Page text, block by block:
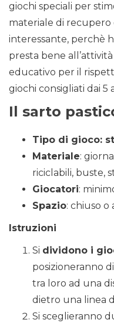
giochi speciali per
materiale di
interessante, perchè
presta bene
educativo per il
giochi consigliati dai 5
Il sarto
Tipo di gioco:
Materiale:
riciclabili, buste,
Giocatori:
Spazio: chiuso o
Istruzioni
Si dividono i
posizioneranno
tra loro ad una
dietro una linea
Si sceglieranno